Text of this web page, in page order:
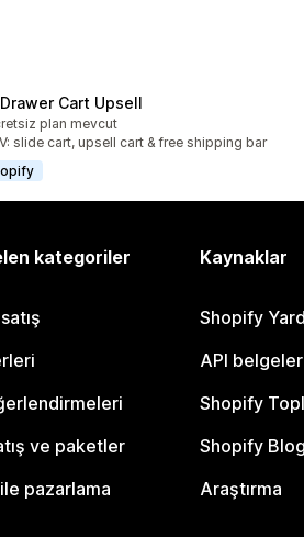
Cart Upsell
plan mevcut
slide cart, upsell cart & free shipping bar
kategoriler
ve paketler
pazarlama
Kaynaklar
Shopify
API
Shopify
Shopify
Araştırma